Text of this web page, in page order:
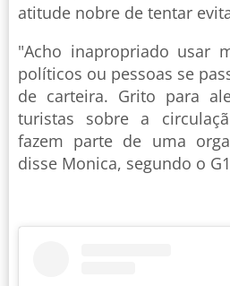
atitude nobre de tentar
"Acho inapropriado usar
políticos ou pessoas se
de carteira. Grito para
turistas sobre a
fazem parte de uma
disse Monica, segundo o